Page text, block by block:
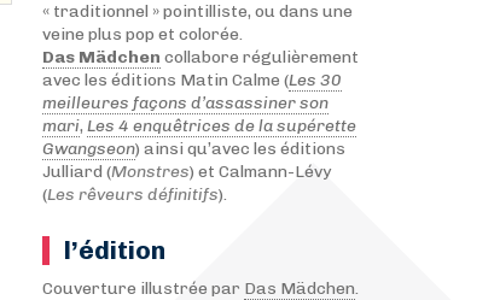
« traditionnel » pointilliste, ou dans une
veine plus pop et colorée.
Das Mädchen collabore régulièrement
avec les éditions Matin Calme (Les 30
meilleures façons d’assassiner son
mari, Les 4 enquêtrices de la supérette
Gwangseon) ainsi qu’avec les éditions
Julliard (Monstres) et Calmann-Lévy
(Les rêveurs définitifs).
l’édition
Couverture illustrée par Das Mädchen.